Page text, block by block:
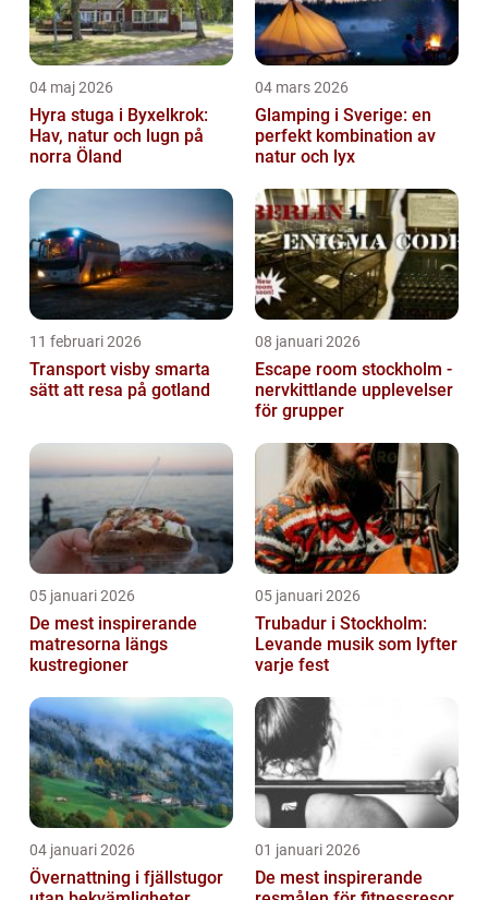
04 maj 2026
Hyra stuga i Byxelkrok:
Hav, natur och lugn på
norra Öland
04 mars 2026
Glamping i Sverige: en
perfekt kombination av
natur och lyx
11 februari 2026
Transport visby smarta
sätt att resa på gotland
08 januari 2026
Escape room stockholm -
nervkittlande upplevelser
för grupper
05 januari 2026
De mest inspirerande
matresorna längs
kustregioner
05 januari 2026
Trubadur i Stockholm:
Levande musik som lyfter
varje fest
04 januari 2026
Övernattning i fjällstugor
01 januari 2026
De mest inspirerande